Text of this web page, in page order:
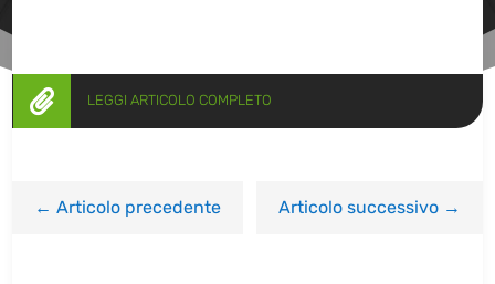
 LEGGI ARTICOLO COMPLETO
←Articolo precedente Articolo successivo→